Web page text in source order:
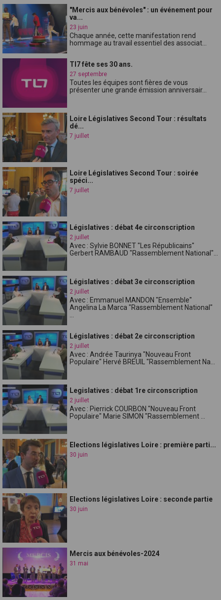
"Mercis aux bénévoles" : un événement pour
va...
23 juin
Chaque année, cette manifestation rend
hommage au travail essentiel des associat...
Tl7 fête ses 30 ans.
27 septembre
Toutes les équipes sont fières de vous
présenter une grande émission anniversair...
Loire Législatives Second Tour : résultats
dé...
7 juillet
Loire Législatives Second Tour : soirée
spéci...
7 juillet
Législatives : débat 4e circonscription
2 juillet
Avec : Sylvie BONNET "Les Républicains"
Gerbert RAMBAUD "Rassemblement National"...
Législatives : débat 3e circonscription
2 juillet
Avec : Emmanuel MANDON "Ensemble"
Angelina La Marca "Rassemblement National"
Législatives : débat 2e circonscription
2 juillet
Avec : Andrée Taurinya "Nouveau Front
Populaire" Hervé BREUIL "Rassemblement Na...
Legislatives : débat 1re circonscription
2 juillet
Avec : Pierrick COURBON "Nouveau Front
Populaire" Marie SIMON "Rassemblement ...
Elections législatives Loire : première parti...
30 juin
Elections législatives Loire : seconde partie
30 juin
Mercis aux bénévoles-2024
31 mai